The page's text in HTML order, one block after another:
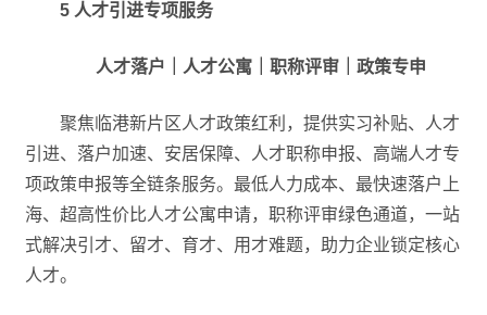
5 人才引进专项服务
人才落户｜人才公寓｜职称评审｜政策专申
聚焦临港新片区人才政策红利，提供实习补贴、人才
引进、落户加速、安居保障、人才职称申报、高端人才专
项政策申报等全链条服务。最低人力成本、最快速落户上
海、超高性价比人才公寓申请，职称评审绿色通道，一站
式解决引才、留才、育才、用才难题，助力企业锁定核心
人才。